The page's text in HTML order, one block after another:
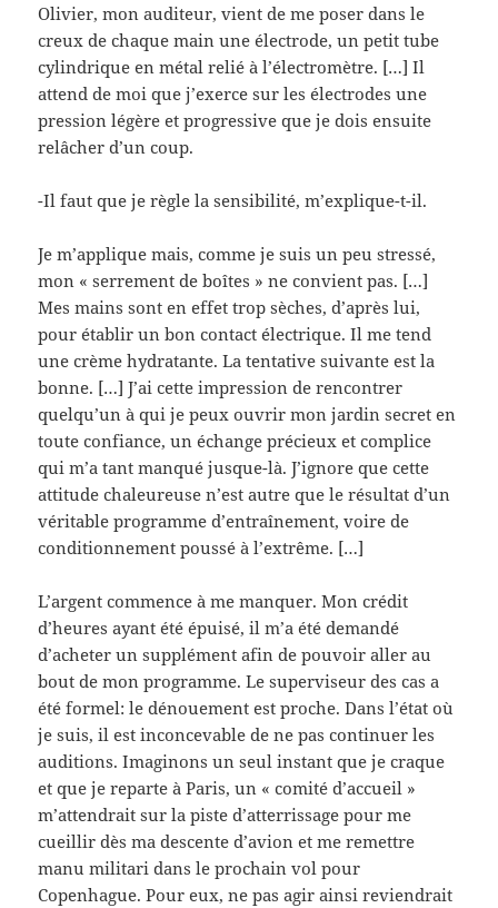
Olivier, mon auditeur, vient de me poser dans le
creux de chaque main une électrode, un petit tube
cylindrique en métal relié à l’électromètre. […] Il
attend de moi que j’exerce sur les électrodes une
pression légère et progressive que je dois ensuite
relâcher d’un coup.
-Il faut que je règle la sensibilité, m’explique-t-il.
Je m’applique mais, comme je suis un peu stressé,
mon « serrement de boîtes » ne convient pas. […]
Mes mains sont en effet trop sèches, d’après lui,
pour établir un bon contact électrique. Il me tend
une crème hydratante. La tentative suivante est la
bonne. […] J’ai cette impression de rencontrer
quelqu’un à qui je peux ouvrir mon jardin secret en
toute confiance, un échange précieux et complice
qui m’a tant manqué jusque-là. J’ignore que cette
attitude chaleureuse n’est autre que le résultat d’un
véritable programme d’entraînement, voire de
conditionnement poussé à l’extrême. […]
L’argent commence à me manquer. Mon crédit
d’heures ayant été épuisé, il m’a été demandé
d’acheter un supplément afin de pouvoir aller au
bout de mon programme. Le superviseur des cas a
été formel: le dénouement est proche. Dans l’état où
je suis, il est inconcevable de ne pas continuer les
auditions. Imaginons un seul instant que je craque
et que je reparte à Paris, un « comité d’accueil »
m’attendrait sur la piste d’atterrissage pour me
cueillir dès ma descente d’avion et me remettre
manu militari dans le prochain vol pour
Copenhague. Pour eux, ne pas agir ainsi reviendrait